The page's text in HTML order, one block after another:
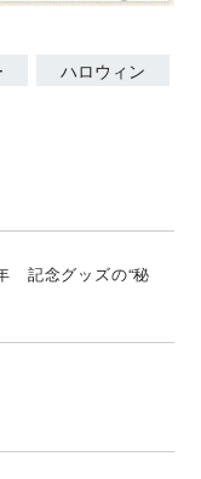
ハロウィン
記念グッズの“秘